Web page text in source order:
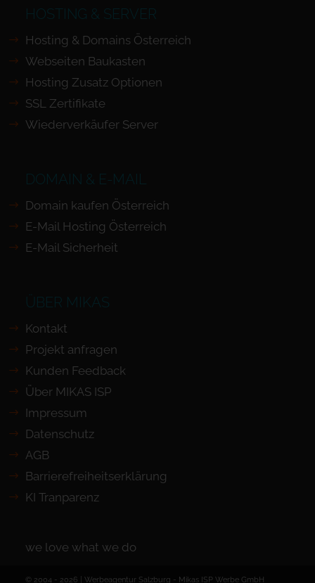
HOSTING & SERVER
Hosting & Domains Österreich
Webseiten Baukasten
Hosting Zusatz Optionen
SSL Zertifikate
Wiederverkäufer Server
DOMAIN & E-MAIL
Domain kaufen Österreich
E-Mail Hosting Österreich
E-Mail Sicherheit
ÜBER MIKAS
Kontakt
Projekt anfragen
Kunden Feedback
Über MIKAS ISP
Impressum
Datenschutz
AGB
Barrierefreiheits­erklärung
KI Tranparenz
we love what we do
© 2004 - 2026 | Werbeagentur Salzburg - Mikas ISP Werbe GmbH